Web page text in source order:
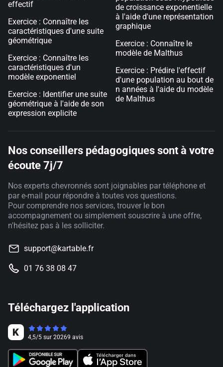
effectif
Exercice : Connaître les
caractéristiques d'une suite
géométrique
Exercice : Connaître les
caractéristiques d'un
modèle exponentiel
Exercice : Identifier une suite
géométrique à l'aide de son
expression explicite
de croissance exponentielle
à l'aide d'une représentation
graphique
Exercice : Connaître le
modèle de Malthus
Exercice : Prédire l'effectif
d'une population au bout de
n années à l'aide du modèle
de Malthus
Nos conseillers pédagogiques sont à votre
écoute 7j/7
Nos experts chevronnés sont joignables par téléphone et
par e-mail pour répondre à toutes vos questions.
Pour comprendre nos services, trouver le bon
accompagnement ou simplement souscrire à une offre,
n'hésitez pas à les solliciter.
support@kartable.fr
01 76 38 08 47
Téléchargez l'application
4,5/5 sur 20269 avis